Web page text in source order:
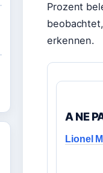
Prozent
erkennen.
A NE
Lionel